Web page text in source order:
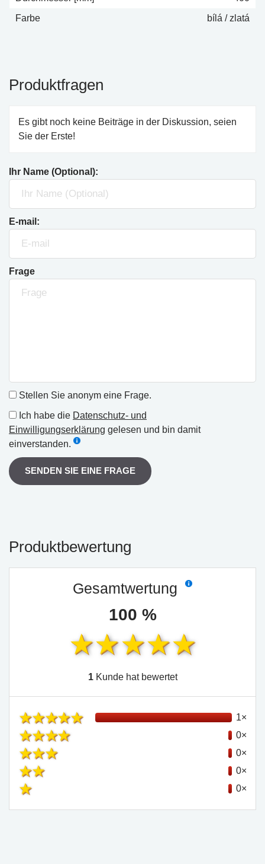
Farbe
bílá / zlatá
Produktfragen
Es gibt noch keine Beiträge in der Diskussion, seien
Sie der Erste!
Ihr Name (Optional):
E-mail:
Frage
Stellen Sie anonym eine Frage.
Ich habe die Datenschutz- und
Einwilligungserklärung gelesen und bin damit
einverstanden.
SENDEN SIE EINE FRAGE
Produktbewertung
Gesamtwertung
100 %
1Kunde hat bewertet
1×
0×
0×
0×
0×